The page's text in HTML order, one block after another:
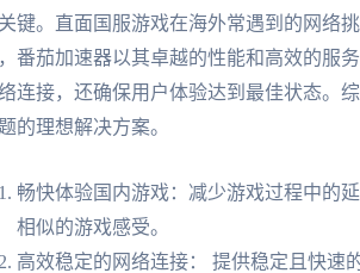
键。直面国服游戏在海外常遇到的网络
番茄加速器以其卓越的性能和高效的服
连接，还确保用户体验达到最佳状态。
的理想解决方案。
畅快体验国内游戏：减少游戏过程中的
相似的游戏感受。
高效稳定的网络连接： 提供稳定且快速